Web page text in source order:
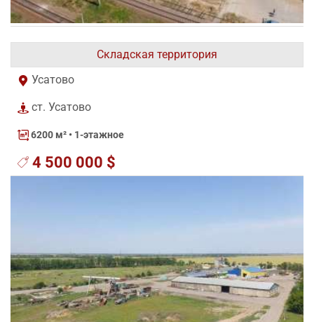
Складская территория
Усатово
ст. Усатово
6200 м² • 1-этажное
4 500 000 $